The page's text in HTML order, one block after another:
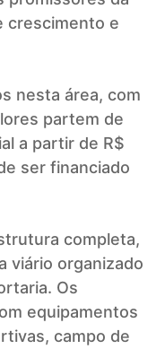
crescimento e
nesta área, com
partem de
a partir de R$
ser financiado
completa,
viário organizado
Os
equipamentos
campo de